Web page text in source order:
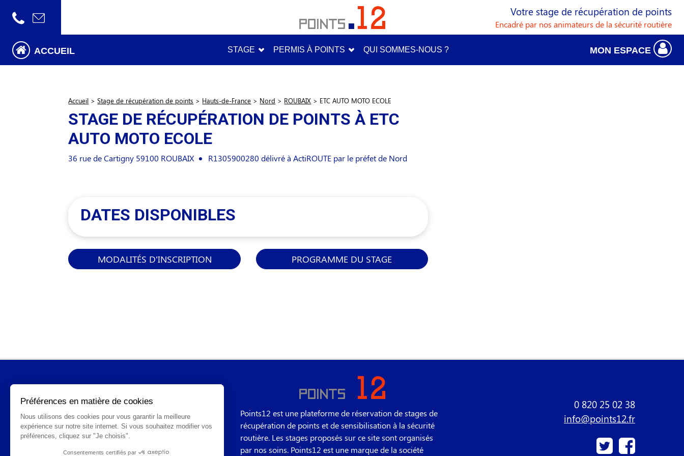
Votre stage de récupération de points
Encadré par nos animateurs de la sécurité routière
ACCUEIL STAGE PERMIS À POINTS QUI SOMMES-NOUS ? MON ESPACE
Accueil > Stage de récupération de points > Hauts-de-France > Nord > ROUBAIX > ETC AUTO MOTO ECOLE
STAGE DE RÉCUPÉRATION DE POINTS À ETC
AUTO MOTO ECOLE
36 rue de Cartigny 59100 ROUBAIX R1305900280 délivré à ActiROUTE par le préfet de Nord
DATES DISPONIBLES
MODALITÉS D'INSCRIPTION PROGRAMME DU STAGE
FAQ
CGV
Points12 est une plateforme de réservation de stages de
récupération de points et de sensibilisation à la sécurité
routière. Les stages proposés sur ce site sont organisés
par nos soins. Points12 est une marque de la société
0 820 25 02 38
info@points12.fr